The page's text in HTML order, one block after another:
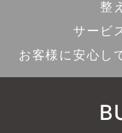
整
サービ
お客様に安心し